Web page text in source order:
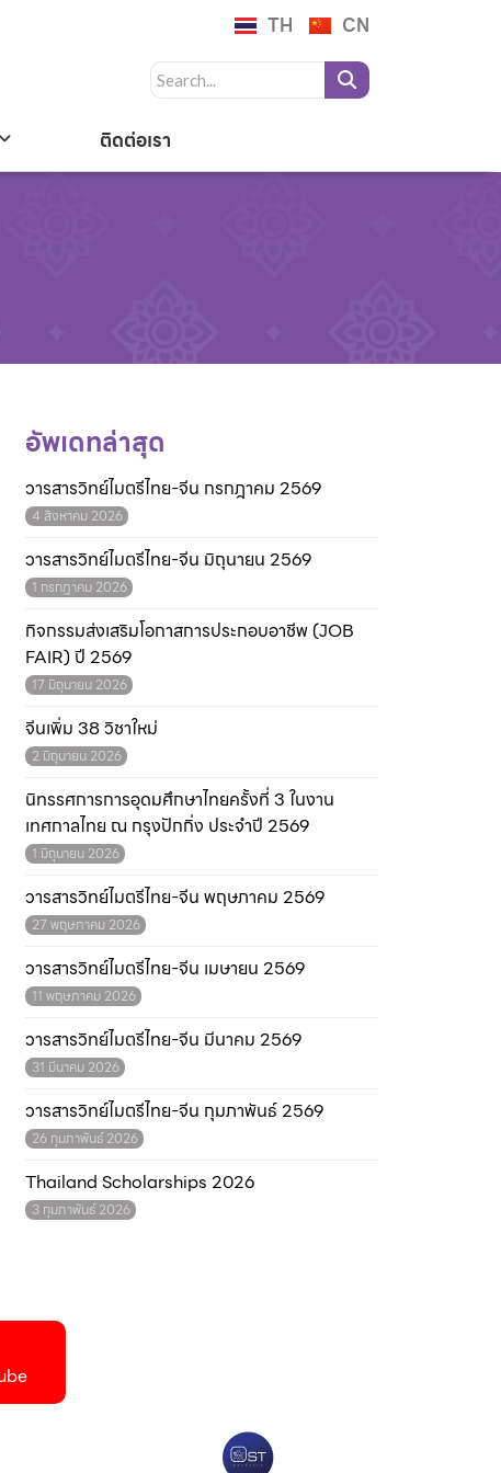
TH CN
ติดต่อเรา
อัพเดทล่าสุด
วารสารวิทย์ไมตรีไทย-จีน กรกฎาคม 2569
4 สิงหาคม 2026
วารสารวิทย์ไมตรีไทย-จีน มิถุนายน 2569
1 กรกฎาคม 2026
กิจกรรมส่งเสริมโอกาสการประกอบอาชีพ (JOB
FAIR) ปี 2569
17 มิถุนายน 2026
จีนเพิ่ม 38 วิชาใหม่
2 มิถุนายน 2026
นิทรรศการการอุดมศึกษาไทยครั้งที่ 3 ในงาน
เทศกาลไทย ณ กรุงปักกิ่ง ประจำปี 2569
1 มิถุนายน 2026
วารสารวิทย์ไมตรีไทย-จีน พฤษภาคม 2569
27 พฤษภาคม 2026
วารสารวิทย์ไมตรีไทย-จีน เมษายน 2569
11 พฤษภาคม 2026
วารสารวิทย์ไมตรีไทย-จีน มีนาคม 2569
31 มีนาคม 2026
วารสารวิทย์ไมตรีไทย-จีน กุมภาพันธ์ 2569
26 กุมภาพันธ์ 2026
Thailand Scholarships 2026
3 กุมภาพันธ์ 2026